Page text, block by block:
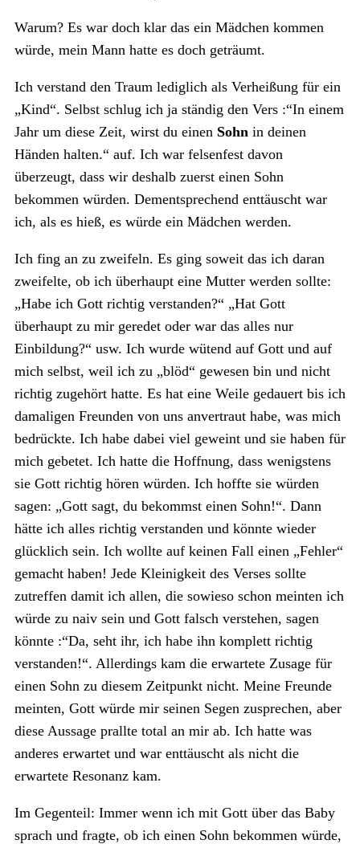
Warum? Es war doch klar das ein Mädchen kommen
würde, mein Mann hatte es doch geträumt.
Ich verstand den Traum lediglich als Verheißung für ein
„Kind“. Selbst schlug ich ja ständig den Vers :“In einem
Jahr um diese Zeit, wirst du einen Sohn in deinen
Händen halten.“ auf. Ich war felsenfest davon
überzeugt, dass wir deshalb zuerst einen Sohn
bekommen würden. Dementsprechend enttäuscht war
ich, als es hieß, es würde ein Mädchen werden.
Ich fing an zu zweifeln. Es ging soweit das ich daran
zweifelte, ob ich überhaupt eine Mutter werden sollte:
„Habe ich Gott richtig verstanden?“ „Hat Gott
überhaupt zu mir geredet oder war das alles nur
Einbildung?“ usw. Ich wurde wütend auf Gott und auf
mich selbst, weil ich zu „blöd“ gewesen bin und nicht
richtig zugehört hatte. Es hat eine Weile gedauert bis ich
damaligen Freunden von uns anvertraut habe, was mich
bedrückte. Ich habe dabei viel geweint und sie haben für
mich gebetet. Ich hatte die Hoffnung, dass wenigstens
sie Gott richtig hören würden. Ich hoffte sie würden
sagen: „Gott sagt, du bekommst einen Sohn!“. Dann
hätte ich alles richtig verstanden und könnte wieder
glücklich sein. Ich wollte auf keinen Fall einen „Fehler“
gemacht haben! Jede Kleinigkeit des Verses sollte
zutreffen damit ich allen, die sowieso schon meinten ich
würde zu naiv sein und Gott falsch verstehen, sagen
könnte :“Da, seht ihr, ich habe ihn komplett richtig
verstanden!“. Allerdings kam die erwartete Zusage für
einen Sohn zu diesem Zeitpunkt nicht. Meine Freunde
meinten, Gott würde mir seinen Segen zusprechen, aber
diese Aussage prallte total an mir ab. Ich hatte was
anderes erwartet und war enttäuscht als nicht die
erwartete Resonanz kam.
Im Gegenteil: Immer wenn ich mit Gott über das Baby
sprach und fragte, ob ich einen Sohn bekommen würde,